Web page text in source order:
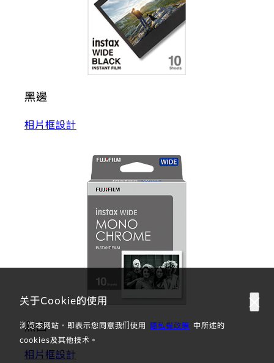
关于Cookie的使用
浏览本网站，即表示您同意我们使用 隱私權政策
中所述的
cookies及其他技术。
黑邊
相片框設計
黑白
相片框設計